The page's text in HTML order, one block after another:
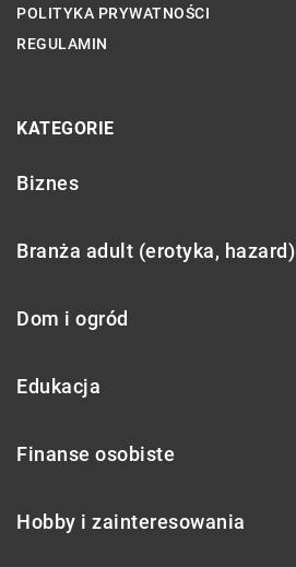
POLITYKA PRYWATNOŚCI
REGULAMIN
KATEGORIE
Biznes
Branża adult (erotyka, hazard)
Dom i ogród
Edukacja
Finanse osobiste
Hobby i zainteresowania